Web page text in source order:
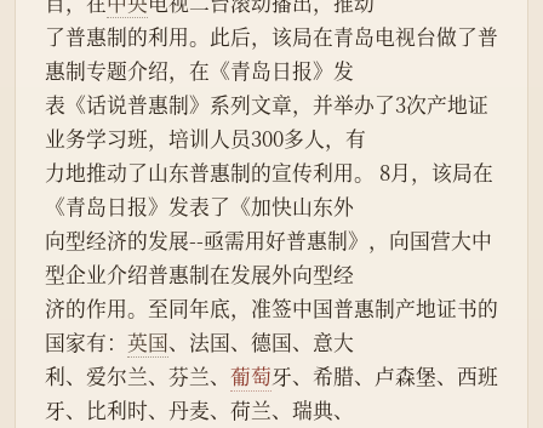
了普惠制的利用。此后，该局在青岛电视台做了普
惠制专题介绍，在《青岛日报》发
表《话说普惠制》系列文章，并举办了3次产地证
业务学习班，培训人员300多人，有
力地推动了山东普惠制的宣传利用。 8月，该局在
《青岛日报》发表了《加快山东外
向型经济的发展--亟需用好普惠制》，向国营大中
型企业介绍普惠制在发展外向型经
济的作用。至同年底，准签中国普惠制产地证书的
国家有： 英国、法国、德国、意大
利、爱尔兰、芬兰、 葡萄牙、希腊、卢森堡、西班
牙、比利时、丹麦、荷兰、瑞典、